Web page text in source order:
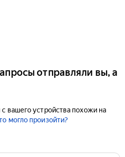
отправляли вы, а
вашего устройства похожи на
могло произойти?